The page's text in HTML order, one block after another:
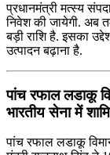
प्रधानमंत्री मत्‍स्‍य
निवेश की जायेगी. अब
बड़ी राशि है. इसका
उत्‍पादन बढ़ाना है.
पांच रफाल लडाकू
भारतीय सेना में
पांच रफाल लडाकू